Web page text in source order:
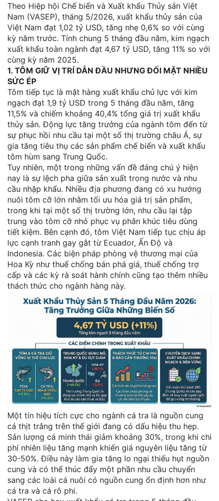
Blog
chia
sẻ
Liên
hệ
Theo Hiệp hội Chế biến và Xuất khẩu Thủy sản Việt
Nam (VASEP), tháng 5/2026, xuất khẩu thủy sản của
Việt Nam đạt 1,02 tỷ USD, tăng nhẹ 0,6% so với cùng
kỳ năm trước. Tính chung 5 tháng đầu năm, kim ngạch
xuất khẩu toàn ngành đạt 4,67 tỷ USD, tăng 11% so với
cùng kỳ năm 2025.
1. TÔM GIỮ VỊ TRÍ DẪN ĐẦU NHƯNG ĐỐI MẶT NHIỀU
SỨC ÉP
Tôm tiếp tục là mặt hàng xuất khẩu chủ lực với kim
ngạch đạt 1,9 tỷ USD trong 5 tháng đầu năm, tăng
11,5% và chiếm khoảng 40,4% tổng giá trị xuất khẩu
thủy sản. Động lực tăng trưởng của ngành tôm đến từ
sự phục hồi nhu cầu tại một số thị trường châu Á, sự
gia tăng tiêu thụ các sản phẩm chế biến và xuất khẩu
tôm hùm sang Trung Quốc.
Tuy nhiên, một trong những vấn đề đáng chú ý hiện
nay là sự lệch pha giữa sản xuất trong nước và nhu
cầu nhập khẩu. Nhiều địa phương đang có xu hướng
nuôi tôm cỡ lớn nhằm tối ưu hóa giá trị sản phẩm,
trong khi tại một số thị trường lớn, nhu cầu lại tập
trung vào tôm cỡ nhỏ phục vụ phân khúc tiêu dùng
tiết kiệm. Bên cạnh đó, tôm Việt Nam tiếp tục chịu áp
lực cạnh tranh gay gắt từ Ecuador, Ấn Độ và
Indonesia. Các biện pháp phòng vệ thương mại của
Hoa Kỳ như thuế chống bán phá giá, thuế chống trợ
cấp và các kỳ rà soát hành chính cũng tạo thêm nhiều
thách thức cho ngành hàng này.
Một tín hiệu tích cực cho ngành cá tra là nguồn cung
cá thịt trắng trên thế giới đang có dấu hiệu thu hẹp.
Sản lượng cá minh thái giảm khoảng 30%, trong khi chi
phí nhiên liệu tăng mạnh khiến giá nguyên liệu tăng từ
30-50%. Điều này làm gia tăng lo ngại thiếu hụt nguồn
cung và có thể thúc đẩy một phần nhu cầu chuyển
sang các loài cá nuôi có nguồn cung ổn định hơn như
cá tra và cá rô phi.